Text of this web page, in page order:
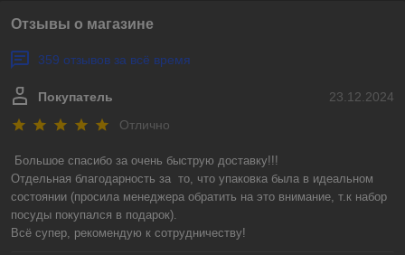
Отзывы о магазине
359 отзывов за всё время
23.12.2024
Покупатель
Отлично
Большое спасибо за очень быструю доставку!!!
Отдельная благодарность за  то, что упаковка была в идеальном
состоянии (просила менеджера обратить на это внимание, т.к набор
посуды покупался в подарок).
Всё супер, рекомендую к сотрудничеству!